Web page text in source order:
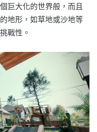
巨大化的世界般，而且
地形，如草地或沙地等
戰性。